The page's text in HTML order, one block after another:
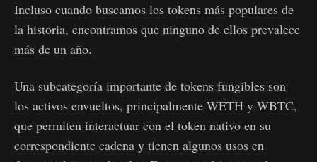
Incluso cuando buscamos los tokens más populares de
la historia, encontramos que ninguno de ellos prevalece
más de un año.
Una subcategoría importante de tokens fungibles son
los activos envueltos, principalmente WETH y WBTC,
que permiten interactuar con el token nativo en su
correspondiente cadena y tienen algunos usos en